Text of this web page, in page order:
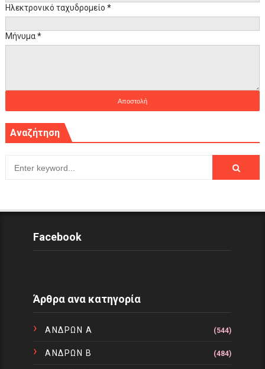
Ηλεκτρονικό ταχυδρομείο *
Μήνυμα*
Αναζήτηση
Facebook
Άρθρα ανα κατηγορία
ΑΝΔΡΩΝ Α (544)
ΑΝΔΡΩΝ Β (484)